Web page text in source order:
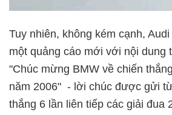
Tuy nhiên, không kém cạnh,
một quảng cáo mới với nội dung
"Chúc mừng BMW về chiến
năm 2006" - lời chúc được gửi
thắng 6 lần liên tiếp các giải đua